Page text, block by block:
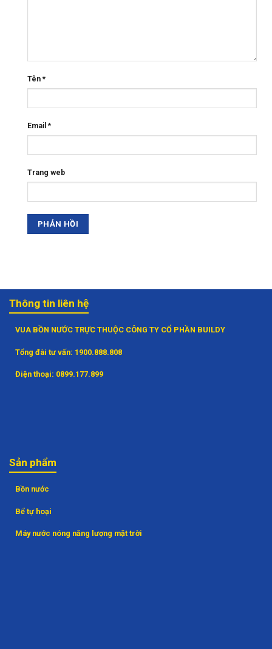
Tên*
Email*
Trang web
Thông tin liên hệ
VUA BỒN NƯỚC TRỰC THUỘC CÔNG TY CỔ PHẦN BUILDY
Tổng đài tư vấn: 1900.888.808
Điện thoại: 0899.177.899
Sản phẩm
Bồn nước
Bể tự hoại
Máy nước nóng năng lượng mặt trời